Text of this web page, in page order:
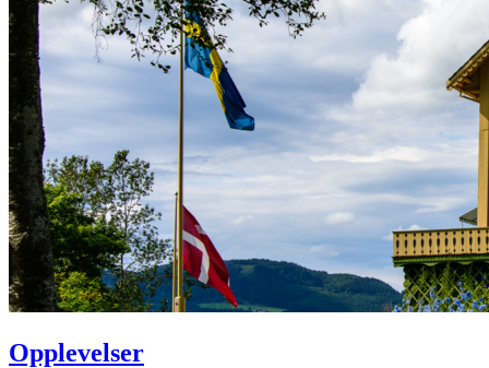
Opplevelser